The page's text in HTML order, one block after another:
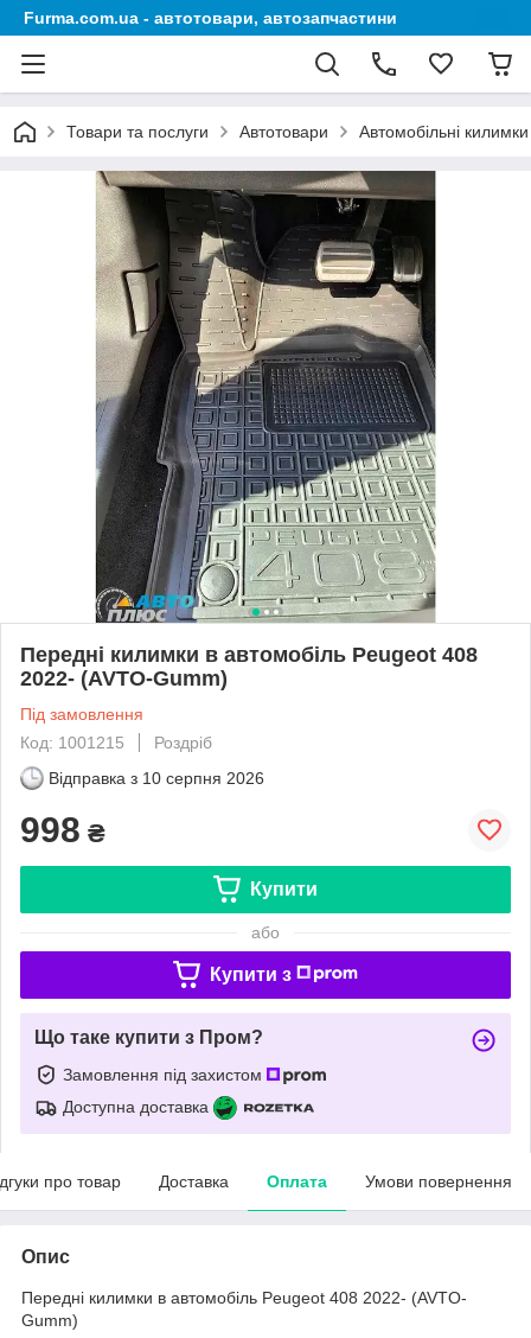
Furma.com.ua - автотовари, автозапчастини
Товари та послуги Автотовари Автомобільні килимки
Передні килимки в автомобіль Peugeot 408
2022- (AVTO-Gumm)
Під замовлення
Код: 1001215
Роздріб
Відправка з 10 серпня 2026
998 ₴
Купити
або
Купити з
Що таке купити з Пром?
Замовлення під захистом
Доступна доставка
про товар Доставка Оплата Умови повернення
Опис
Передні килимки в автомобіль Peugeot 408 2022- (AVTO-
Gumm)